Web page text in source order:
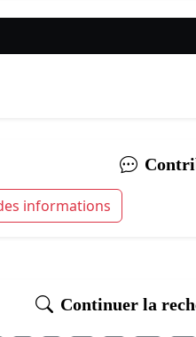
informations
Continuer la